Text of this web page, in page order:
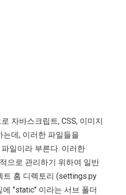
자바스크립트, CSS, 이미지
데, 이러한 파일들을
일이라 부른다. 이러한
으로 관리하기 위하여 일반
트 홈 디렉토리 (settings.py
에 "static" 이라는 서브 폴더